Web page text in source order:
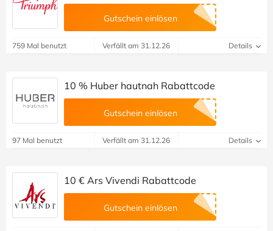
Gutschein einlösen
759 Mal benutzt Verfällt am 31.12.26 Details
10 % Huber hautnah Rabattcode
Gutschein einlösen
97 Mal benutzt Verfällt am 31.12.26 Details
10 € Ars Vivendi Rabattcode
Gutschein einlösen